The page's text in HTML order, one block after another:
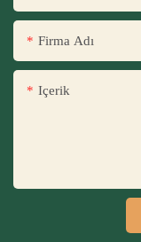
Firma Adı
Içerik